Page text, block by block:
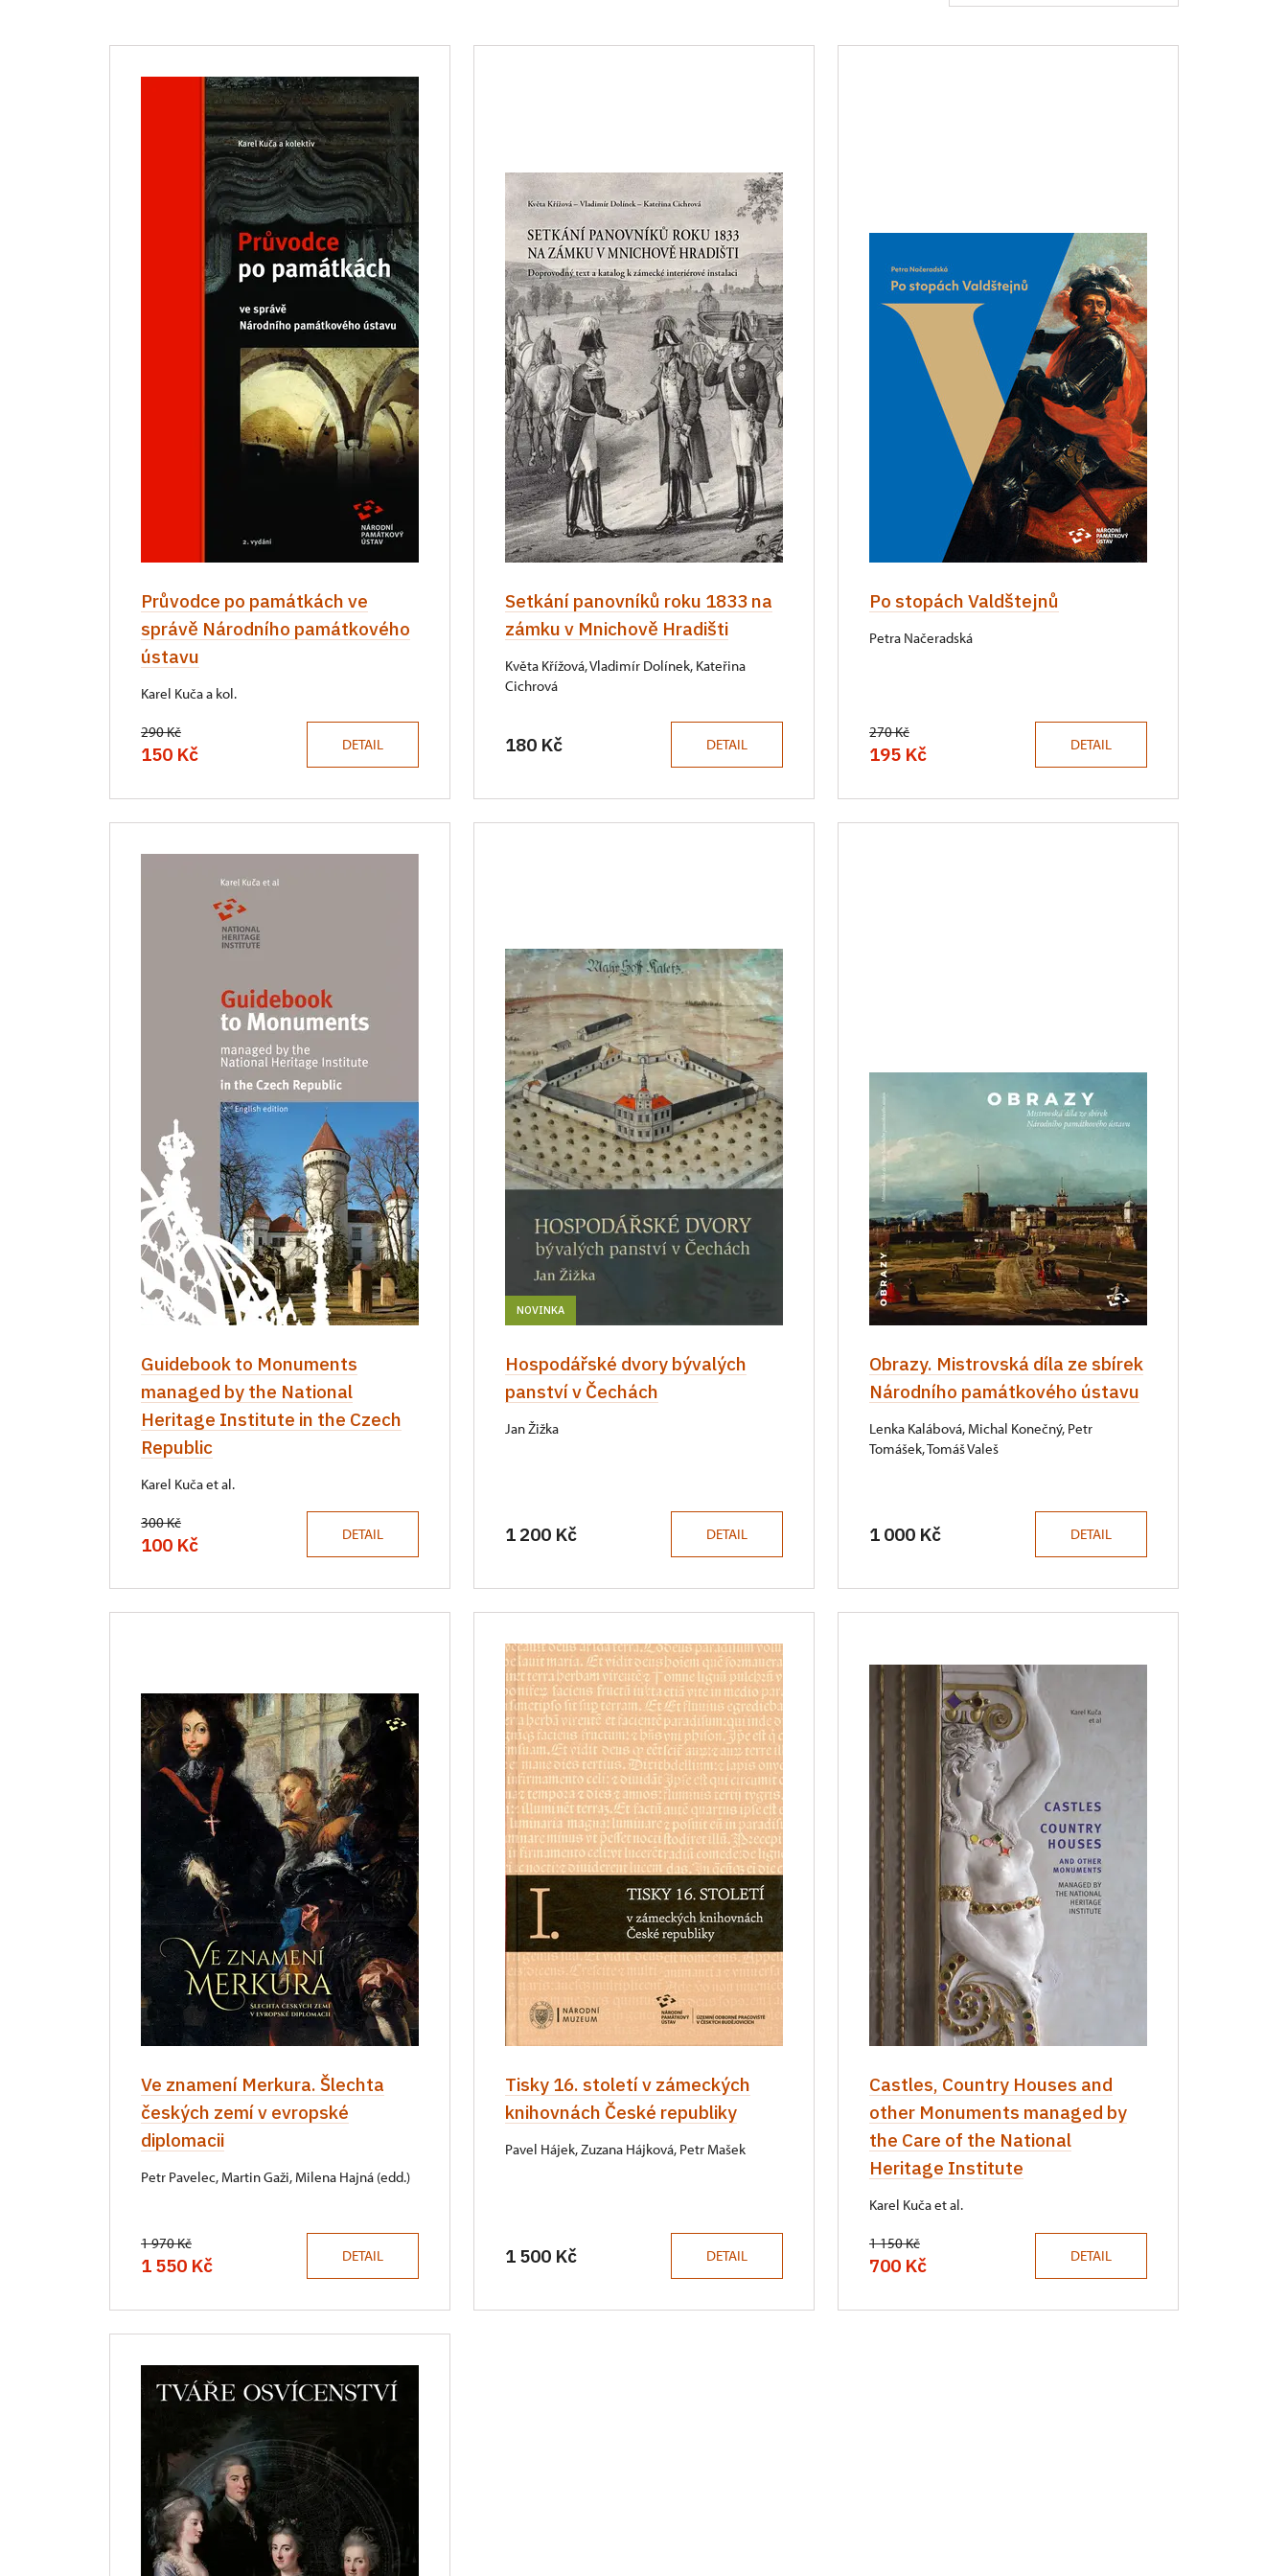
Průvodce po památkách ve
správě Národního památkového
ústavu
Karel Kuča a kol.
290 Kč
150 Kč DETAIL
Setkání panovníků roku 1833 na
zámku v Mnichově Hradišti
Květa Křížová, Vladimír Dolínek, Kateřina
Cichrová
180 Kč DETAIL
Po stopách Valdštejnů
Petra Načeradská
270 Kč
195 Kč DETAIL
Guidebook to Monuments
managed by the National
Heritage Institute in the Czech
Republic
Karel Kuča et al.
300 Kč
100 Kč DETAIL
NOVINKA
Hospodářské dvory bývalých
panství v Čechách
Jan Žižka
1 200 Kč DETAIL
Obrazy. Mistrovská díla ze sbírek
Národního památkového ústavu
Lenka Kalábová, Michal Konečný, Petr
Tomášek, Tomáš Valeš
1 000 Kč DETAIL
Ve znamení Merkura. Šlechta
českých zemí v evropské
diplomacii
Petr Pavelec, Martin Gaži, Milena Hajná (edd.)
1 970 Kč
1 550 Kč DETAIL
Tisky 16. století v zámeckých
knihovnách České republiky
Pavel Hájek, Zuzana Hájková, Petr Mašek
1 500 Kč DETAIL
Castles, Country Houses and
other Monuments managed by
the Care of the National
Heritage Institute
Karel Kuča et al.
1 150 Kč
700 Kč DETAIL